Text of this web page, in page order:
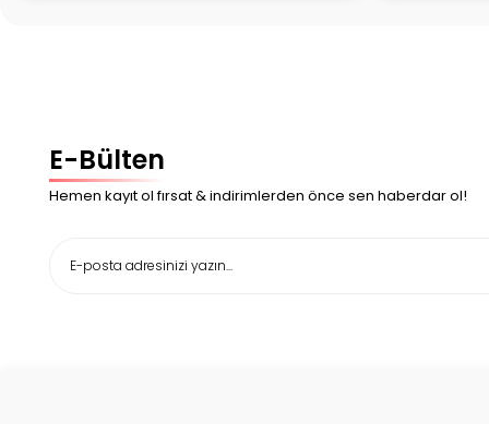
E-Bülten
Hemen kayıt ol fırsat & indirimlerden önce sen haberdar ol!